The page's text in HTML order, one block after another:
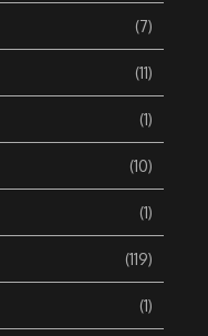
(7)
(11)
(1)
(10)
(1)
(119)
(1)